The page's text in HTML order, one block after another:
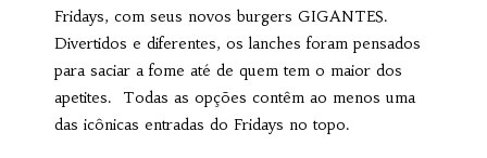
Fridays, com seus novos burgers GIGANTES.
Divertidos e diferentes, os lanches foram pensados
para saciar a fome até de quem tem o maior dos
apetites. Todas as opções contêm ao menos uma
das icônicas entradas do Fridays no topo.